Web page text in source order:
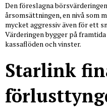
Den föreslagna
årsomsättningen, en nivå som
mycket aggressiv även för ett
Värderingen bygger på
kassaflöden och vinster.
Starlink